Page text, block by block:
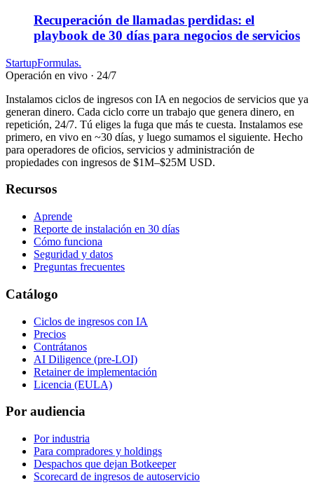
Recuperación de llamadas perdidas: el
playbook de 30 días para negocios de servicios
StartupFormulas.
Operación en vivo · 24/7
Instalamos ciclos de ingresos con IA en negocios de servicios que ya
generan dinero. Cada ciclo corre un trabajo que genera dinero, en
repetición, 24/7. Tú eliges la fuga que más te cuesta. Instalamos ese
primero, en vivo en ~30 días, y luego sumamos el siguiente. Hecho
para operadores de oficios, servicios y administración de
propiedades con ingresos de $1M–$25M USD.
Recursos
Aprende
Reporte de instalación en 30 días
Cómo funciona
Seguridad y datos
Preguntas frecuentes
Catálogo
Ciclos de ingresos con IA
Precios
Contrátanos
AI Diligence (pre-LOI)
Retainer de implementación
Licencia (EULA)
Por audiencia
Por industria
Para compradores y holdings
Despachos que dejan Botkeeper
Scorecard de ingresos de autoservicio